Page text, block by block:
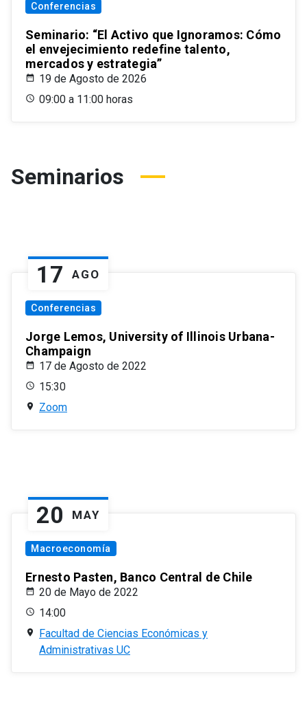
Conferencias
Seminario: “El Activo que Ignoramos: Cómo
el envejecimiento redefine talento,
mercados y estrategia”
19 de Agosto de 2026
09:00 a 11:00 horas
Seminarios
17 AGO
Conferencias
Jorge Lemos, University of Illinois Urbana-
Champaign
17 de Agosto de 2022
15:30
Zoom
20 MAY
Macroeconomía
Ernesto Pasten, Banco Central de Chile
20 de Mayo de 2022
14:00
Facultad de Ciencias Económicas y
Administrativas UC